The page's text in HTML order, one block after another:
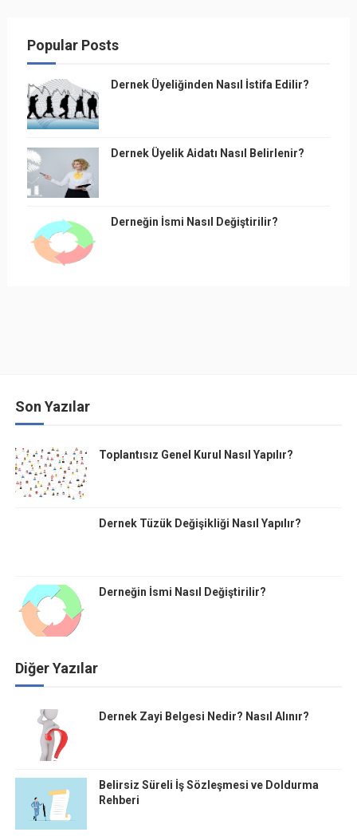
Popular Posts
Dernek Üyeliğinden Nasıl İstifa Edilir?
Dernek Üyelik Aidatı Nasıl Belirlenir?
Derneğin İsmi Nasıl Değiştirilir?
Son Yazılar
Toplantısız Genel Kurul Nasıl Yapılır?
Dernek Tüzük Değişikliği Nasıl Yapılır?
Derneğin İsmi Nasıl Değiştirilir?
Diğer Yazılar
Dernek Zayi Belgesi Nedir? Nasıl Alınır?
Belirsiz Süreli İş Sözleşmesi ve Doldurma
Rehberi